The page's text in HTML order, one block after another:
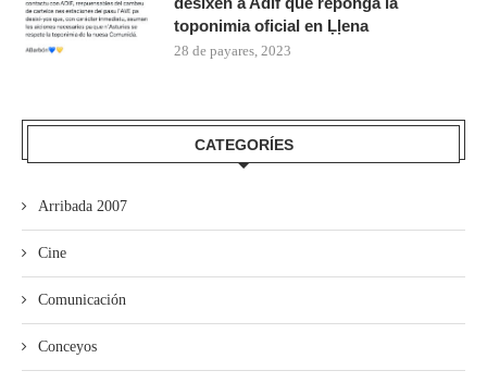
toponimia oficial en Ḷḷena
28 de payares, 2023
CATEGORÍES
Arribada 2007
Cine
Comunicación
Conceyos